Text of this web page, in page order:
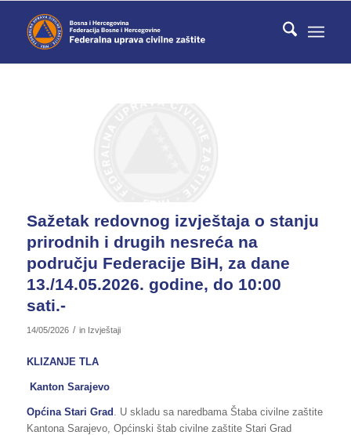
Sažetak redovnog izvještaja o stanju
prirodnih i drugih nesreća na
području Federacije BiH, za dane
13./14.05.2026. godine, do 10:00
sati.-
14/05/2026 / in Izvještaji
KLIZANJE TLA
Kanton Sarajevo
Općina Stari Grad
. U skladu sa naredbama Štaba civilne zaštite
Kantona Sarajevo, Općinski štab civilne zaštite Stari Grad